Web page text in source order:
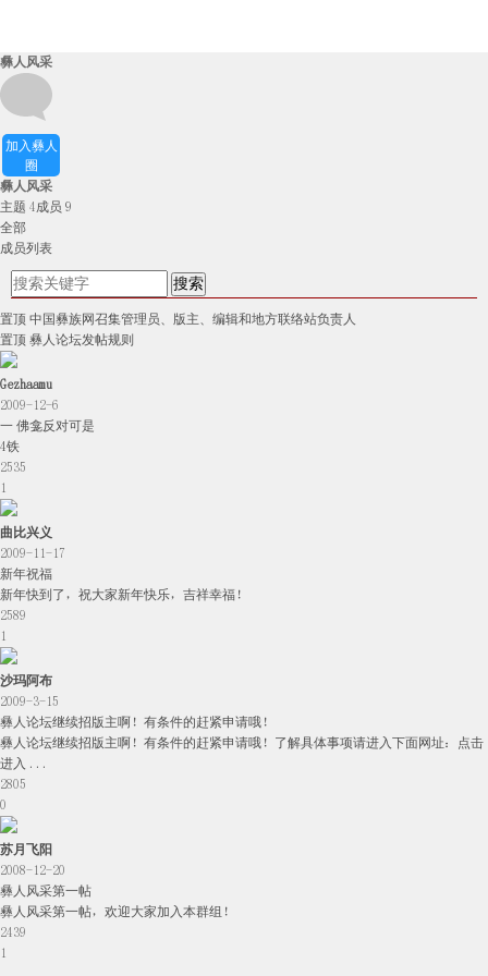
彝人风采
加入彝人
圈
彝人风采
主题 4成员 9
全部
成员列表
置顶 中国彝族网召集管理员、版主、编辑和地方联络站负责人
置顶 彝人论坛发帖规则
Gezhaamu
2009-12-6
一 佛龛反对可是
4铁
2535
1
曲比兴义
2009-11-17
新年祝福
新年快到了，祝大家新年快乐，吉祥幸福！
2589
1
沙玛阿布
2009-3-15
彝人论坛继续招版主啊！有条件的赶紧申请哦！
彝人论坛继续招版主啊！有条件的赶紧申请哦！了解具体事项请进入下面网址：点击
进入 ...
2805
0
苏月飞阳
2008-12-20
彝人风采第一帖
彝人风采第一帖，欢迎大家加入本群组！
2439
1